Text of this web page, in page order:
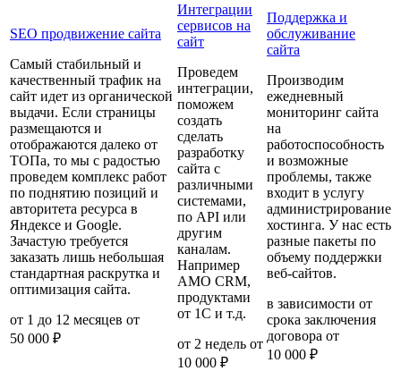
SEO продвижение сайта
Самый стабильный и
качественный трафик на
сайт идет из органической
выдачи. Если страницы
размещаются и
отображаются далеко от
ТОПа, то мы с радостью
проведем комплекс работ
по поднятию позиций и
авторитета ресурса в
Яндексе и Google.
Зачастую требуется
заказать лишь небольшая
стандартная раскрутка и
оптимизация сайта.
от 1 до 12 месяцев от
50 000 ₽
Интеграции
сервисов на
сайт
Проведем
интеграции,
поможем
создать
сделать
разработку
сайта с
различными
системами,
по API или
другим
каналам.
Например
AMO CRM,
продуктами
от 1C и т.д.
от 2 недель от
10 000 ₽
Поддержка и
обслуживание
сайта
Производим
ежедневный
мониторинг сайта
на
работоспособность
и возможные
проблемы, также
входит в услугу
администрирование
хостинга. У нас есть
разные пакеты по
объему поддержки
веб-сайтов.
в зависимости от
срока заключения
договора от
10 000 ₽